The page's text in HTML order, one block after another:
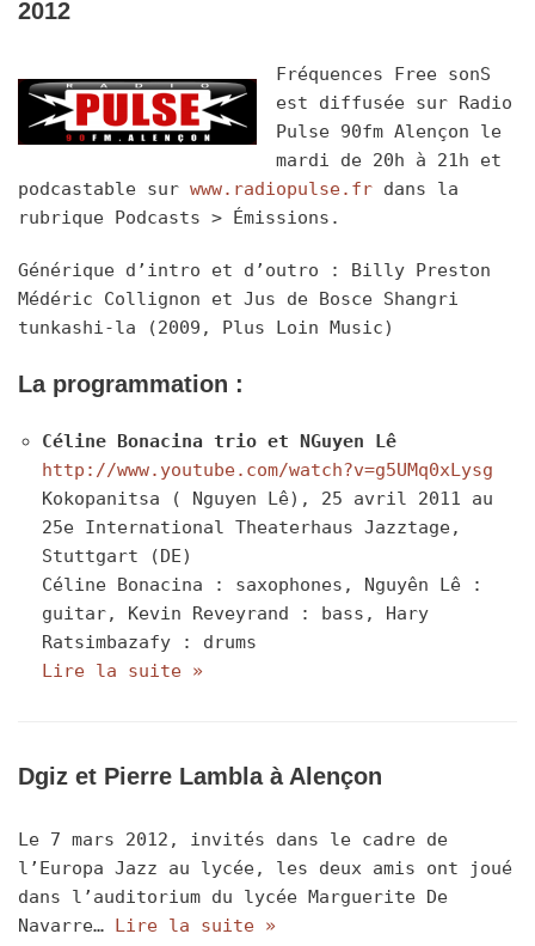
2012
Fréquences Free sonS
est diffusée sur Radio
Pulse 90fm Alençon le
mardi de 20h à 21h et
podcastable sur www.radiopulse.fr dans la
rubrique Podcasts > Émissions.
Générique d’intro et d’outro : Billy Preston
Médéric Collignon et Jus de Bosce Shangri
tunkashi-la (2009, Plus Loin Music)
La programmation :
Céline Bonacina trio et NGuyen Lê
http://www.youtube.com/watch?v=g5UMq0xLysg
Kokopanitsa ( Nguyen Lê), 25 avril 2011 au
25e International Theaterhaus Jazztage,
Stuttgart (DE)
Céline Bonacina : saxophones, Nguyên Lê :
guitar, Kevin Reveyrand : bass, Hary
Ratsimbazafy : drums
Lire la suite »
Dgiz et Pierre Lambla à Alençon
Le 7 mars 2012, invités dans le cadre de
l’Europa Jazz au lycée, les deux amis ont joué
dans l’auditorium du lycée Marguerite De
Navarre… Lire la suite »